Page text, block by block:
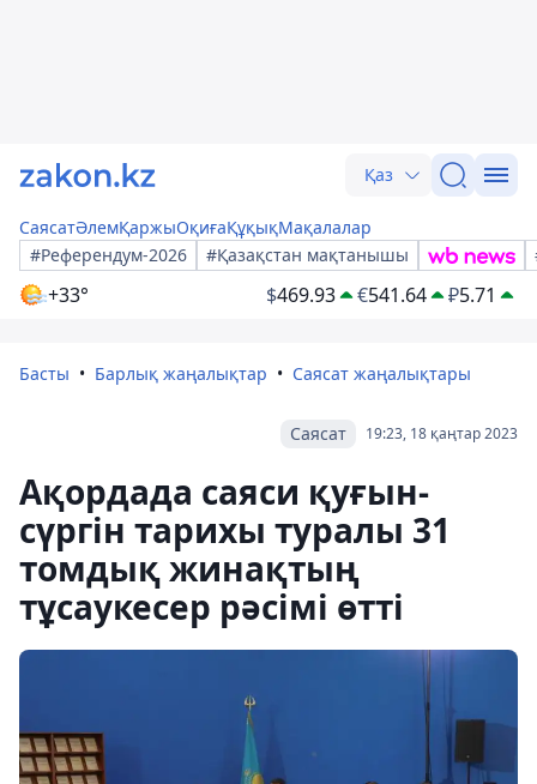
Қаз
СаясатӘлемҚаржыОқиғаҚұқықМақалалар
#Референдум-2026
#Қазақстан мақтанышы
+33° $469.93 €541.64 ₽5.71
Басты Барлық жаңалықтар Саясат жаңалықтары
19:23, 18 қаңтар 2023
Саясат
Ақордада саяси қуғын-
сүргін тарихы туралы 31
томдық жинақтың
тұсаукесер рәсімі өтті